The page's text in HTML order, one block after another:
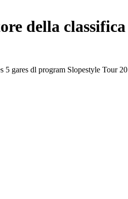
della classifica
gares dl program Slopestyle Tour